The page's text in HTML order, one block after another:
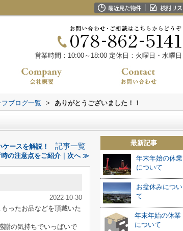
営業時間：10:00～18:00 定休日：火曜日・水曜日
ブログ一覧 > ありがとうございました！！
ースを解説！ 記事一覧
時の注意点をご紹介｜次へ ≫
2022-10-30
ったお品などを頂戴いた
謝の気持ちでいっぱいで
最新記事
年末年始の休業
について
お盆休みについ
て
年末年始の休業
について